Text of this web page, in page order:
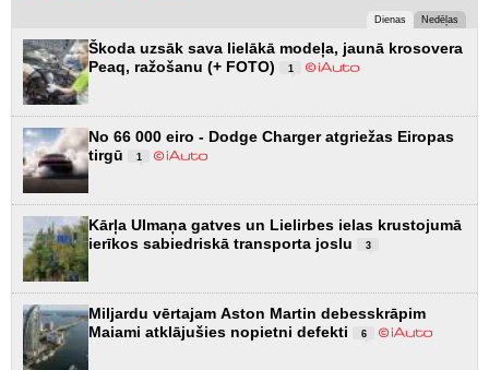
Dienas Nedēļas
Škoda uzsāk sava lielākā modeļa, jaunā krosovera
Peaq, ražošanu (+ FOTO)
1
No 66 000 eiro - Dodge Charger atgriežas Eiropas
tirgū
1
Kārļa Ulmaņa gatves un Lielirbes ielas krustojumā
ierīkos sabiedriskā transporta joslu
3
Miljardu vērtajam Aston Martin debesskrāpim
Maiami atklājušies nopietni defekti
6